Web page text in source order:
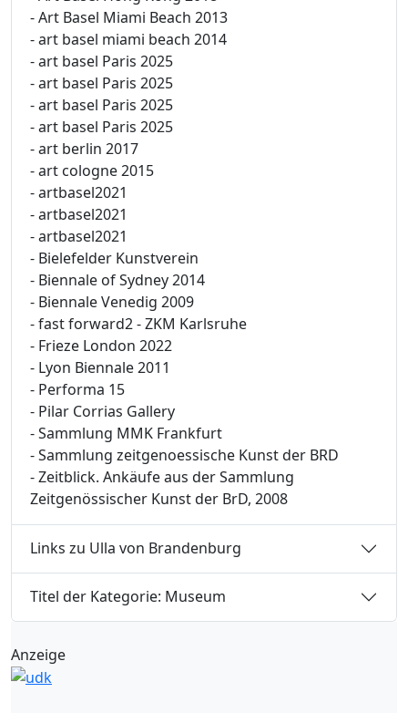
- Art Basel Miami Beach 2013
- art basel miami beach 2014
- art basel Paris 2025
- art basel Paris 2025
- art basel Paris 2025
- art basel Paris 2025
- art berlin 2017
- art cologne 2015
- artbasel2021
- artbasel2021
- artbasel2021
- Bielefelder Kunstverein
- Biennale of Sydney 2014
- Biennale Venedig 2009
- fast forward2 - ZKM Karlsruhe
- Frieze London 2022
- Lyon Biennale 2011
- Performa 15
- Pilar Corrias Gallery
- Sammlung MMK Frankfurt
- Sammlung zeitgenoessische Kunst der BRD
- Zeitblick. Ankäufe aus der Sammlung
Zeitgenössischer Kunst der BrD, 2008
Links zu Ulla von Brandenburg
Titel der Kategorie: Museum
Anzeige